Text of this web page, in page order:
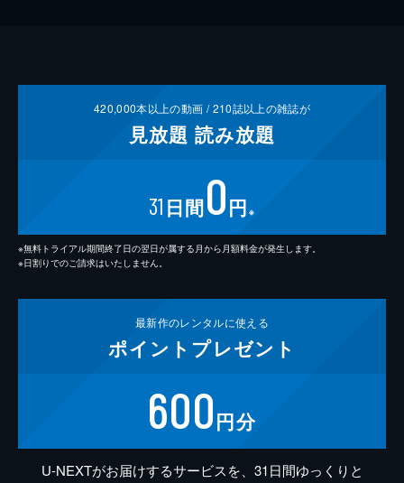
420,000本以上の動画 /210誌以上の雑誌が
見放題 読み放題
31 日間0円 ※
※無料トライアル期間終了日の翌日が属する月から月額料金が発生します。
※日割りでのご請求はいたしません。
最新作のレンタルに使える
ポイント プレゼント
600円分
U-NEXTがお届けするサービスを、31日間ゆっくりと